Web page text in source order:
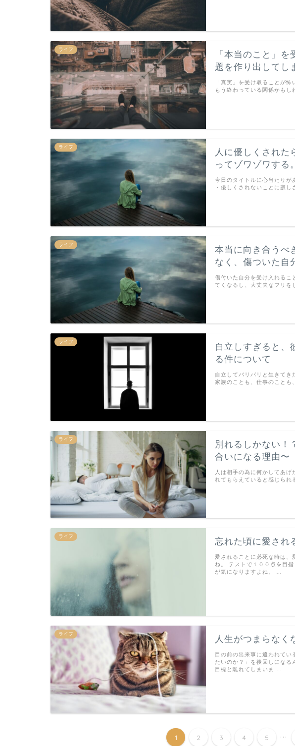
ライフ
「本当のこと」
題を作り出してし
「真実」を受け取ることが
もう終わっている関係かも
ライフ
人に優しくされた
ってゾワゾワする。
今日のタイトルに心当たりが
・優しくされないことに寂
ライフ
本当に向き合うべ
なく、傷ついた自
傷付いた自分を受け入れるこ
てくなるし、大丈夫なフリを
ライフ
自立しすぎると、
る件について
自立してバリバリと生きてき
家族のことも、仕事のことも
ライフ
別れるしかない！
合いになる理由〜
人は相手の為に何かしてあげ
れてもらえていると感じられ
ライフ
忘れた頃に愛され
愛されることに必死な時は、
ね。 テストで１００点を目
が気になりますよね。 …
ライフ
人生がつまらなく
目の前の出来事に追われてい
たいのか？」を後回しになる
目標と離れてしまいま …
1 2 3 4 5 ...